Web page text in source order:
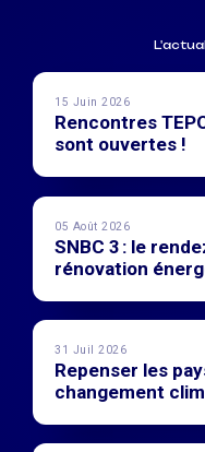
15 Juin 2026
Rencontres
sont ouvertes !
05 Août 2026
SNBC 3 : le
rénovation
31 Juil 2026
Repenser les
changement